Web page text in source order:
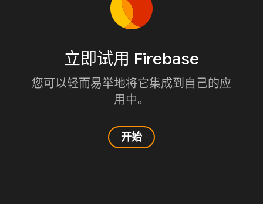
立即试用 Firebase
您可以轻而易举地将它集成到自己的应
用中。
开始